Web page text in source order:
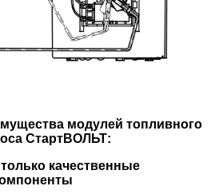
модулей топливного
СтартВОЛЬТ:
качественные